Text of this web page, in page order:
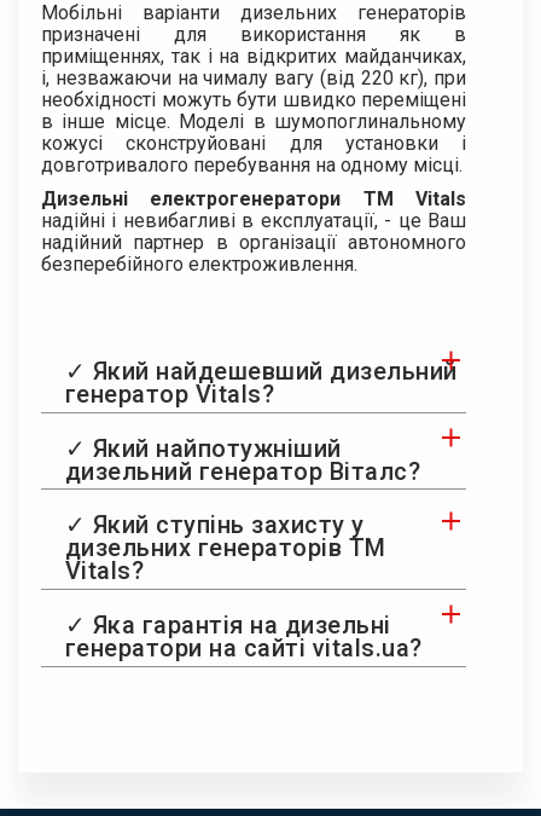
Мобільні варіанти дизельних генераторів
призначені для використання як в
приміщеннях, так і на відкритих майданчиках,
і, незважаючи на чималу вагу (від 220 кг), при
необхідності можуть бути швидко переміщені
в інше місце. Моделі в шумопоглинальному
кожусі сконструйовані для установки і
довготривалого перебування на одному місці.
Дизельні електрогенератори ТМ Vitals
надійні і невибагливі в експлуатації, - це Ваш
надійний партнер в організації автономного
безперебійного електроживлення.
✓ Який найдешевший дизельний
генератор Vitals?
✓ Який найпотужніший
дизельний генератор Віталс?
✓ Який ступінь захисту у
дизельних генераторів ТМ
Vitals?
✓ Яка гарантія на дизельні
генератори на сайті vitals.ua?